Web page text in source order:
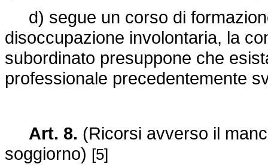
d) segue un corso di
disoccupazione involontaria, la
subordinato presuppone che
professionale precedentemente
Art. 8. (Ricorsi avverso il
soggiorno) [5]